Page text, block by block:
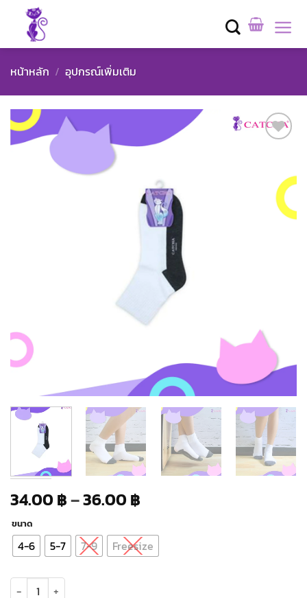
content
หน้าหลัก / อุปกรณ์เพิ่มเติม
34.00 ฿–36.00 ฿
34.00 ฿
through
36.00 ฿
ขนาด
4-6 5-7 7-9 Freesize
จำนวน ถุงเท้านักเรียนแคทช่าข้อสั้น ชิ้น